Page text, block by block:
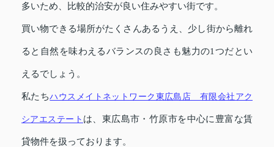
多いため、比較的治安が良い住みやすい街です。
買い物できる場所がたくさんあるうえ、少し街から離れ
ると自然を味わえるバランスの良さも魅力の1つだとい
えるでしょう。
私たちハウスメイトネットワーク東広島店 有限会社アク
シアエステート は、東広島市・竹原市を中心に豊富な賃
貸物件を扱っております。